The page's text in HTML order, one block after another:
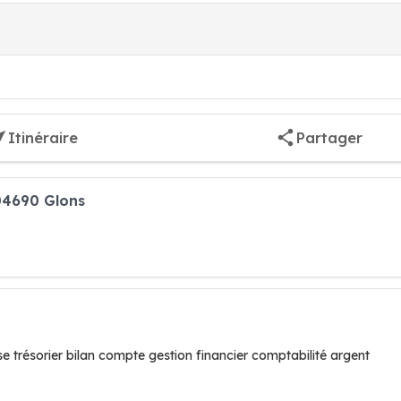
Itinéraire Partager
Glons
trésorier bilan compte gestion financier comptabilité argent